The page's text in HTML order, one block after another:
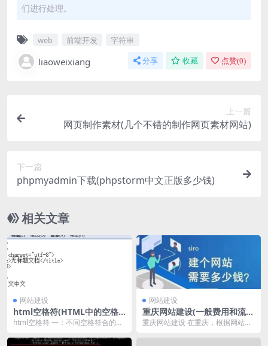
们进行处理。
web 前端开发 字符串
liaoweixiang 分享 收藏 点赞(0)
上一篇
网页制作素材(几个不错的制作网页素材网站)
下一篇
phpmyadmin下载(phpstorm中文正版多少钱)
相关文章
网站建设
html空格符(HTML中的空格
符号是什么)
html空格符 一：不同空格符合的区
用） &am...
网站建设
重庆网站建设(一般费用和流
程)
重庆网站建设 在重庆，根据网站的